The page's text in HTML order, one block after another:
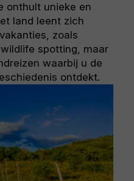
onthult unieke en
land leent zich
zoals
spotting, maar
waarbij u de
ontdekt.